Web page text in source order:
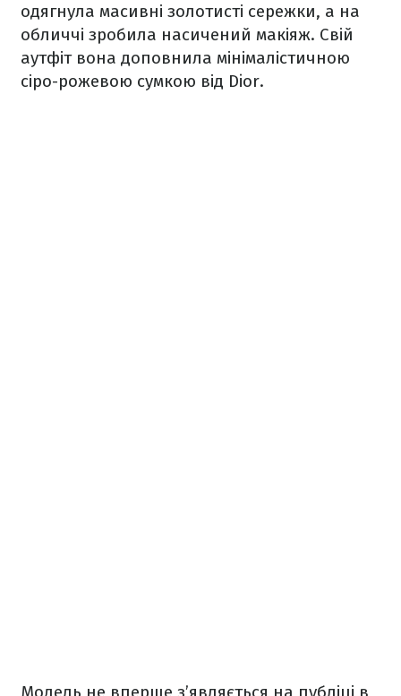
одягнула масивні золотисті сережки, а на
обличчі зробила насичений макіяж. Свій
аутфіт вона доповнила мінімалістичною
сіро-рожевою сумкою від Dior.